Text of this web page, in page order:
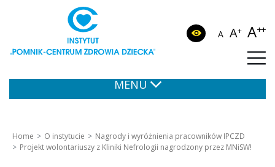
A A+ A++
MENU
Home O instytucie
Nagrody i wyróżnienia pracowników IPCZD
Projekt wolontariuszy z Kliniki Nefrologii nagrodzony przez MNiSW!